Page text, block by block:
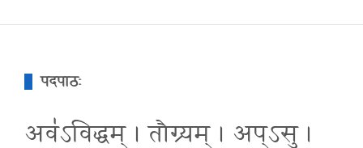
पदपाठः
अव॑ऽविद्धम् । तौ॒ग्र्यम् । अ॒प्ऽसु ।